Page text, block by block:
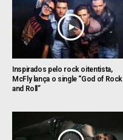
Inspirados pelo rock oitentista,
McFly lança o single “God of Rock
and Roll”